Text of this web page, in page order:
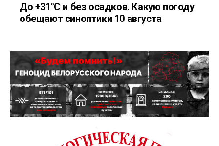
До +31°С и без осадков. Какую погоду
обещают синоптики 10 августа